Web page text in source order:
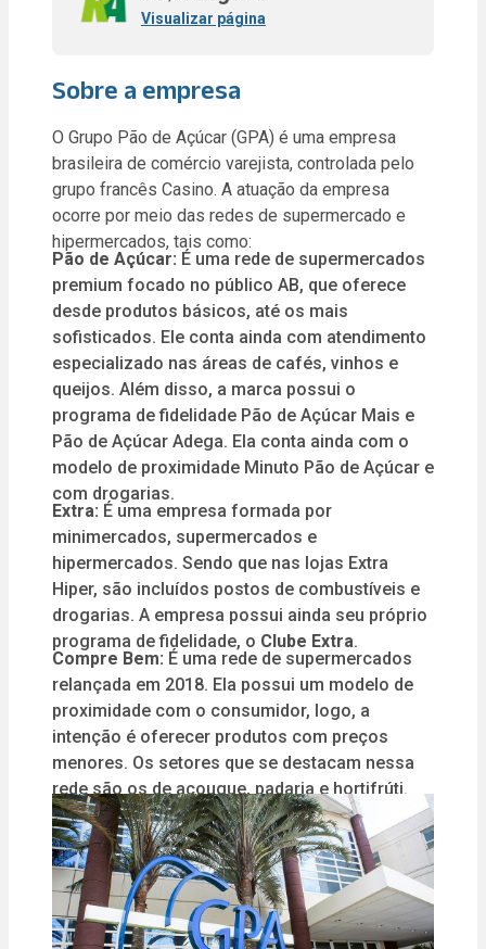
Visualizar página
Sobre a empresa
O Grupo Pão de Açúcar (GPA) é uma empresa
brasileira de comércio varejista, controlada pelo
grupo francês Casino. A atuação da empresa
ocorre por meio das redes de supermercado e
hipermercados, tais como:
Pão de Açúcar: É uma rede de supermercados
premium focado no público AB, que oferece
desde produtos básicos, até os mais
sofisticados. Ele conta ainda com atendimento
especializado nas áreas de cafés, vinhos e
queijos. Além disso, a marca possui o
programa de fidelidade Pão de Açúcar Mais e
Pão de Açúcar Adega. Ela conta ainda com o
modelo de proximidade Minuto Pão de Açúcar e
com drogarias.
Extra: É uma empresa formada por
minimercados, supermercados e
hipermercados. Sendo que nas lojas Extra
Hiper, são incluídos postos de combustíveis e
drogarias. A empresa possui ainda seu próprio
programa de fidelidade, o Clube Extra.
Compre Bem: É uma rede de supermercados
relançada em 2018. Ela possui um modelo de
proximidade com o consumidor, logo, a
intenção é oferecer produtos com preços
menores. Os setores que se destacam nessa
rede são os de açougue, padaria e hortifrúti.